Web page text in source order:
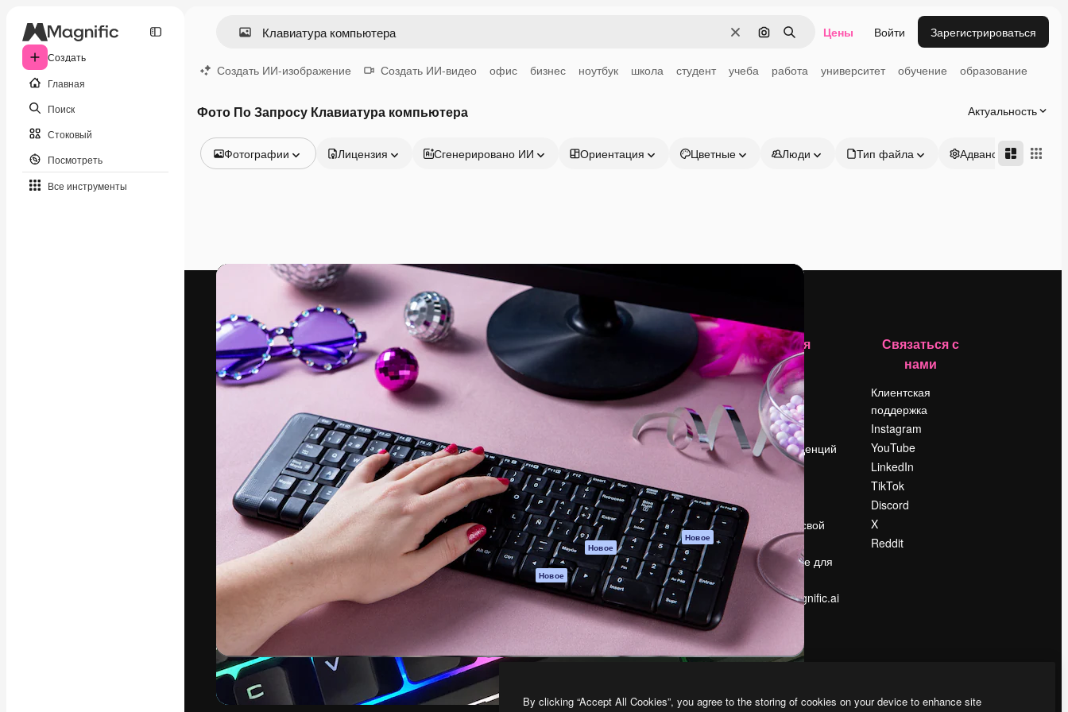
Создать
Главная
Поиск
Стоковый
Посмотреть
Все инструменты
ОчиститьПоиск по изображению
Поиск Цены Войти Зарегистрироваться
Создать ИИ-изображение Создать ИИ-видео офис бизнес ноутбук школа студент учеба работа университет обучение образование
Фото По Запросу Клавиатура компьютера Актуальность
Фотографии
Видео
Видеошаблоны
Иконки
3D-модели
Шрифты
Лицензия Сгенерировано ИИ Ориентация Цветные Люди Тип файла Адвансд
Креативная платформа для создания
ваших лучших работ. Более 1 миллиона
подписчиков среди креаторов,
предприятий, агентств и студий.
Pусский
Продукция
Spaces
ИИ-помощник
ИИ
Генератор голоса
на основе ИИ
Стоковый контент
MCP для
Claude/ChatGPT
Новое
Агенты Новое
API
Мобильное
приложение
Документация по
Пакету ИИ
Служба
поддержки
положения
Политика
конфиденциальности
Оригиналы Новое
Политика файлов
cookie
Центр доверия
Партнеры
Предприятие
Компания
Цены
О нас
Reviews
Вакансии
Поиск тенденций
Блог
Продайте свой
контент
Помещение для
прессы
Ищете magnific.ai
Связаться с
нами
Клиентская
поддержка
Instagram
YouTube
LinkedIn
TikTok
Discord
X
Reddit
By clicking “Accept All Cookies”, you agree to the storing of cookies on your device to enhance site